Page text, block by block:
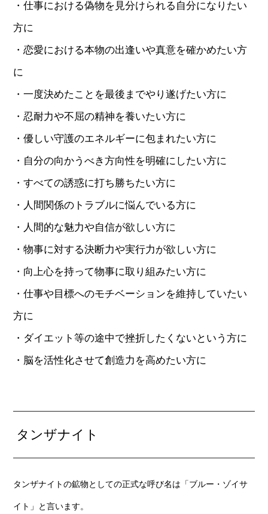
・仕事における偽物を見分けられる自分になりたい
方に
・恋愛における本物の出逢いや真意を確かめたい方
に
・一度決めたことを最後までやり遂げたい方に
・忍耐力や不屈の精神を養いたい方に
・優しい守護のエネルギーに包まれたい方に
・自分の向かうべき方向性を明確にしたい方に
・すべての誘惑に打ち勝ちたい方に
・人間関係のトラブルに悩んでいる方に
・人間的な魅力や自信が欲しい方に
・物事に対する決断力や実行力が欲しい方に
・向上心を持って物事に取り組みたい方に
・仕事や目標へのモチベーションを維持していたい
方に
・ダイエット等の途中で挫折したくないという方に
・脳を活性化させて創造力を高めたい方に
タンザナイト
タンザナイトの鉱物としての正式な呼び名は「ブルー・ゾイサ
イト」と言います。